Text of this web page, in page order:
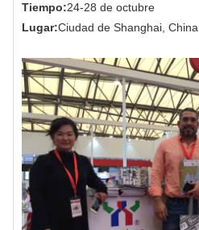
Tiempo:24-28 de octubre
Lugar:Ciudad de Shanghai, China